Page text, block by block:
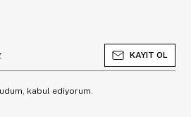
KAYIT OL
kabul ediyorum.